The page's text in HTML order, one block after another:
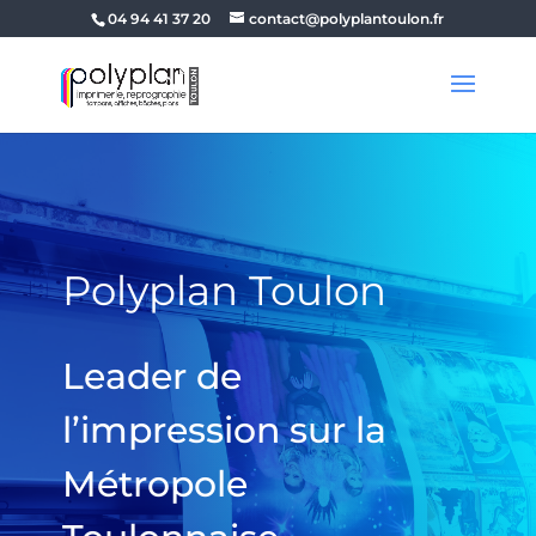
04 94 41 37 20 contact@polyplantoulon.fr
Polyplan Toulon
Leader de
l’impression sur la
Métropole